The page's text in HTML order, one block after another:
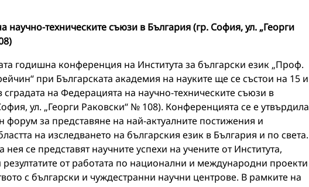
научно-техническите съюзи в България (гр. София, ул. „Георги
годишна конференция на Института за български език „Проф.
при Българската академия на науките ще се състои на 15 и
сградата на Федерацията на научно-техническите съюзи в
ул. „Георги Раковски“ № 108). Конференцията се е утвърдила
форум за представяне на най-актуалните постижения и
на изследването на българския език в България и по света.
се представят научните успехи на учените от Института,
от работата по национални и международни проекти
с български и чуждестранни научни центрове. В рамките на